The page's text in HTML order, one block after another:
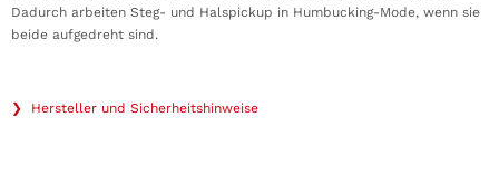
Dadurch arbeiten Steg- und Halspickup in Humbucking-Mode, wenn sie
beide aufgedreht sind.
❯ Hersteller und Sicherheitshinweise